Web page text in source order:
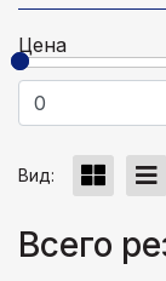
Цена
Вид:
Всего